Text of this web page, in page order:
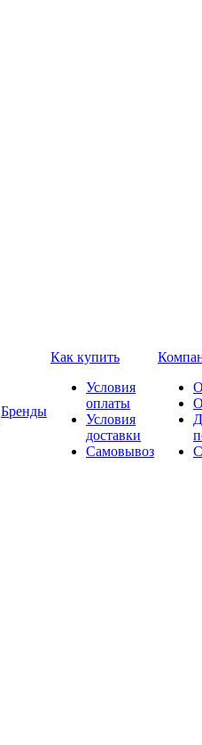
Бренды
Как купить
Условия
оплаты
Условия
доставки
Самовывоз